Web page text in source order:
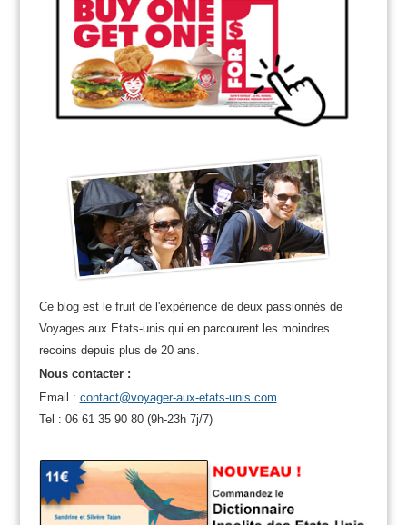
Ce blog est le fruit de l'expérience de deux passionnés de
Voyages aux Etats-unis qui en parcourent les moindres
recoins depuis plus de 20 ans.
Nous contacter :
Email : contact@voyager-aux-etats-unis.com
Tel : 06 61 35 90 80 (9h-23h 7j/7)